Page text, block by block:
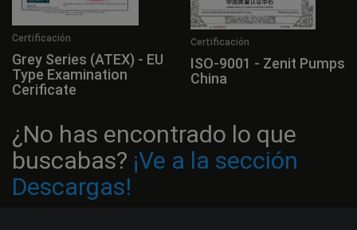
Certificación
Grey Series (ATEX) - EU
Type Examination
Cerificate
Certificación
ISO-9001 - Zenit Pumps
China
¿No has encontrado lo que
buscabas? ¡Ve a la sección
Descargas!